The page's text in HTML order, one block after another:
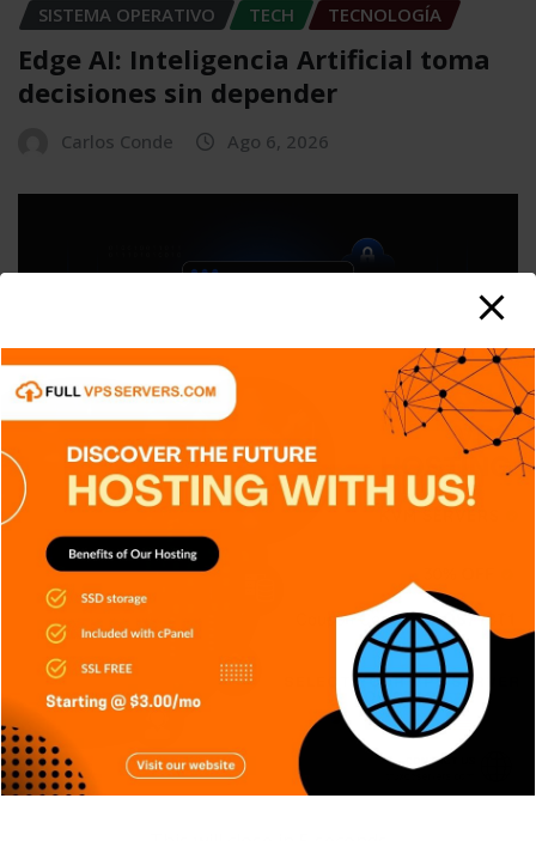
SISTEMA OPERATIVO
TECH TECNOLOGÍA
Edge AI: Inteligencia Artificial toma
decisiones sin depender
Carlos Conde Ago 6, 2026
APPS DISPOSITIVOS GENERAL
NOTICIAS
SIN CATEGORÍA
TECH
Criptografía de Curva Elíptica (ECC):
Más seguridad
Carlos Conde Ago 6, 2026